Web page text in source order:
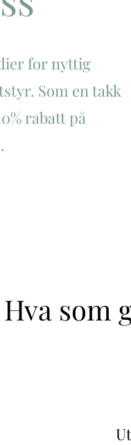
for nyttig
Som en takk
rabatt på
Hva som